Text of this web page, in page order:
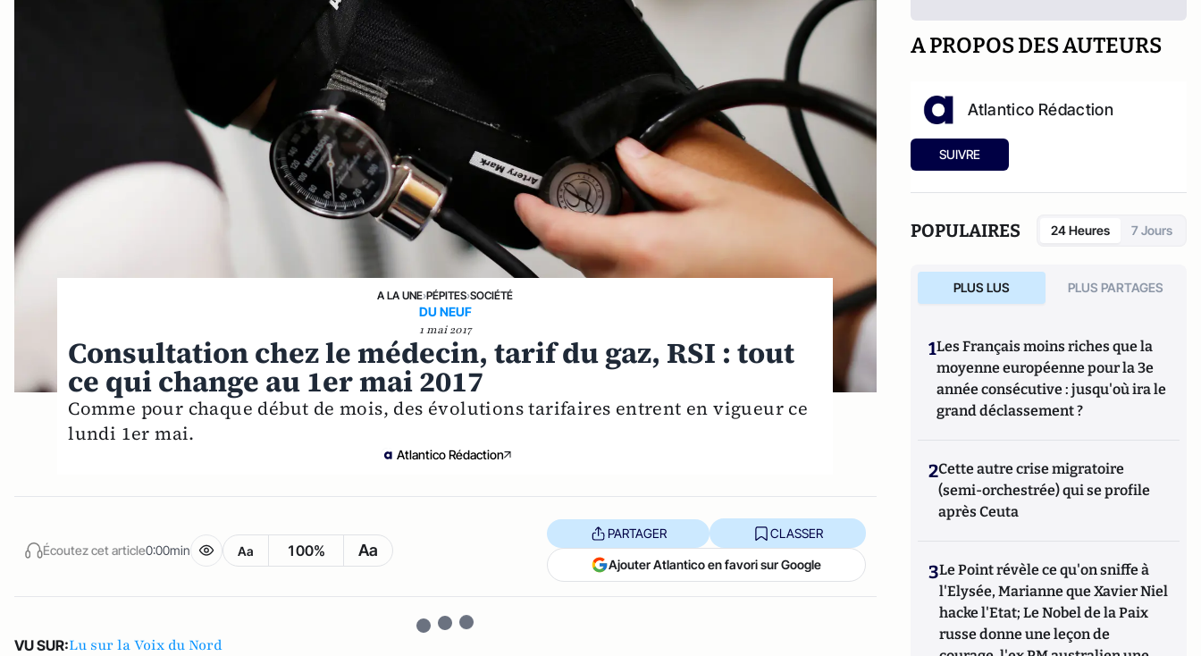
A LA UNE›PÉPITES›SOCIÉTÉ
DU NEUF
1 mai 2017
Consultation chez le médecin, tarif du gaz, RSI : tout
ce qui change au 1er mai 2017
Comme pour chaque début de mois, des évolutions tarifaires entrent en vigueur ce
lundi 1er mai.
Atlantico Rédaction
Écoutez cet article0:00min Aa 100% Aa
PARTAGER CLASSER
Ajouter Atlantico en favori sur Google
VU SUR:Lu sur la Voix du Nord
A PROPOS DES AUTEURS
Atlantico Rédaction
SUIVRE
POPULAIRES 24 Heures 7 Jours
PLUS LUS PLUS PARTAGES
1Les Français moins riches que la
moyenne européenne pour la 3e
année consécutive : jusqu'où ira le
grand déclassement ?
2Cette autre crise migratoire
(semi-orchestrée) qui se profile
après Ceuta
3Le Point révèle ce qu'on sniffe à
l'Elysée, Marianne que Xavier Niel
hacke l'Etat; Le Nobel de la Paix
russe donne une leçon de